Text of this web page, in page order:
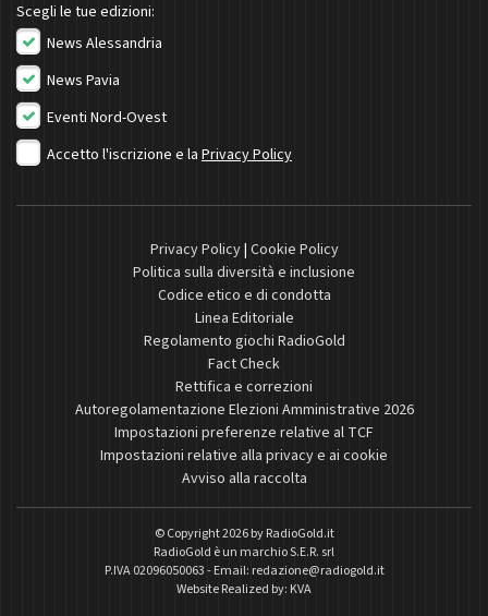
Scegli le tue edizioni:
News Alessandria
News Pavia
Eventi Nord-Ovest
Accetto l'iscrizione e la Privacy Policy
Privacy Policy| Cookie Policy
Politica sulla diversità e inclusione
Codice etico e di condotta
Linea Editoriale
Regolamento giochi RadioGold
Fact Check
Rettifica e correzioni
Autoregolamentazione Elezioni Amministrative 2026
Impostazioni preferenze relative al TCF
Impostazioni relative alla privacy e ai cookie
Avviso alla raccolta
© Copyright 2026 byRadioGold.it
RadioGold è un marchio S.E.R. srl
P.IVA 02096050063 - Email: redazione@radiogold.it
Website Realized by: KVA